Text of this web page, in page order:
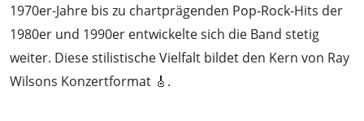
1970er-Jahre bis zu chartprägenden Pop-Rock-Hits der
1980er und 1990er entwickelte sich die Band stetig
weiter. Diese stilistische Vielfalt bildet den Kern von Ray
Wilsons Konzertformat 🎸.